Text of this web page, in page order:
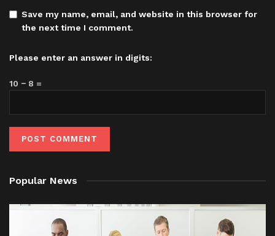
Save my name, email, and website in this browser for
the next time I comment.
Please enter an answer in digits:
10 − 8 =
Popular News